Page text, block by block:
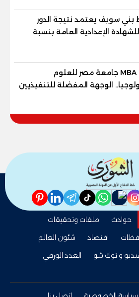
بني سويف يعتمد نتيجة الدور
للشهادة الإعدادية العامة بنسبة
للمكفوفينبرنامج MBA جامعة مصر للعلوم
الوجهة المفضلة للتنفيذيين
المؤسسات لصناعة قادة
instagram
nabd
whatsapp
tiktok
telegram
linkedin
pinterest
حوادث
ملفات وتحقيقات
اقتصاد
شئون العالم
و توك شو
العدد الورقي